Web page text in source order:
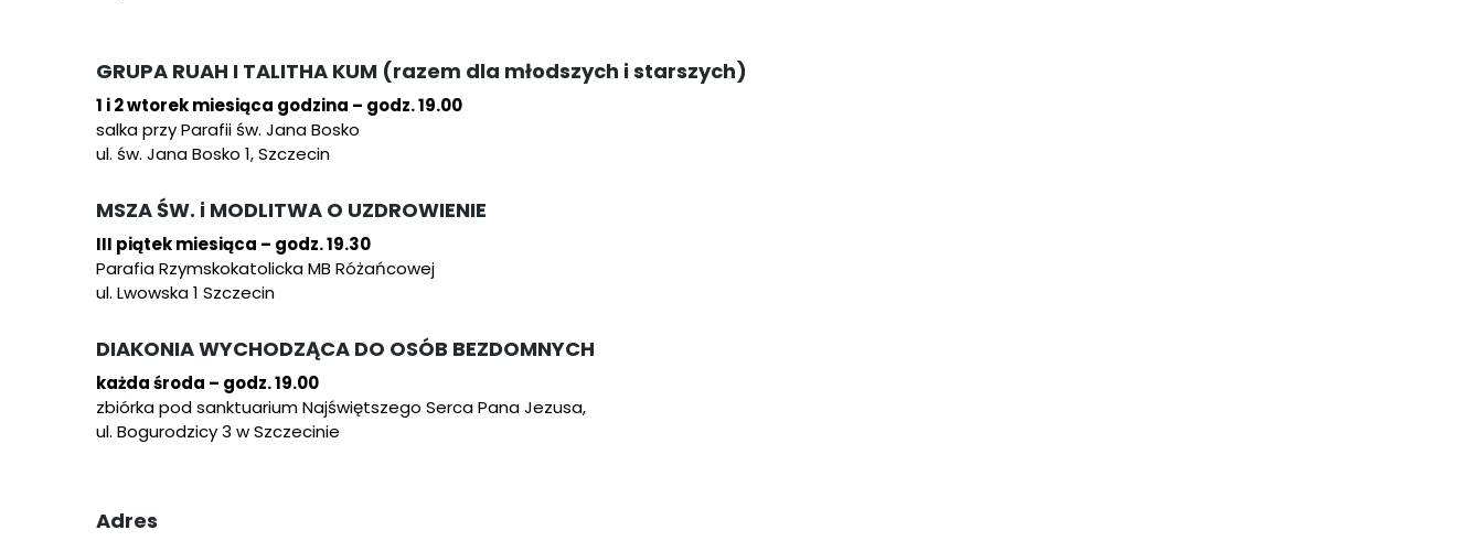
GRUPA RUAH I TALITHA KUM (razem dla młodszych i starszych)
1 i 2 wtorek miesiąca godzina – godz. 19.00
salka przy Parafii św. Jana Bosko
ul. św. Jana Bosko 1, Szczecin
MSZA ŚW. i MODLITWA O UZDROWIENIE
III piątek miesiąca – godz. 19.30
Parafia Rzymskokatolicka MB Różańcowej
ul. Lwowska 1 Szczecin
DIAKONIA WYCHODZĄCA DO OSÓB BEZDOMNYCH
każda środa – godz. 19.00
zbiórka pod sanktuarium Najświętszego Serca Pana Jezusa,
ul. Bogurodzicy 3 w Szczecinie
Adres